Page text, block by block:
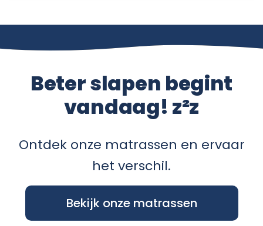
Beter slapen begint
vandaag! z²z
Ontdek onze matrassen en ervaar
het verschil.
Bekijk onze matrassen